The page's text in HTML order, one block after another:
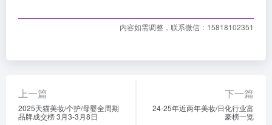
内容如需调整，联系微信：15818102351
上一篇
2025天猫美妆/个护/母婴全周期
品牌成交榜 3月3-3月8日
下一篇
24-25年近两年美妆/日化行业富
豪榜一览